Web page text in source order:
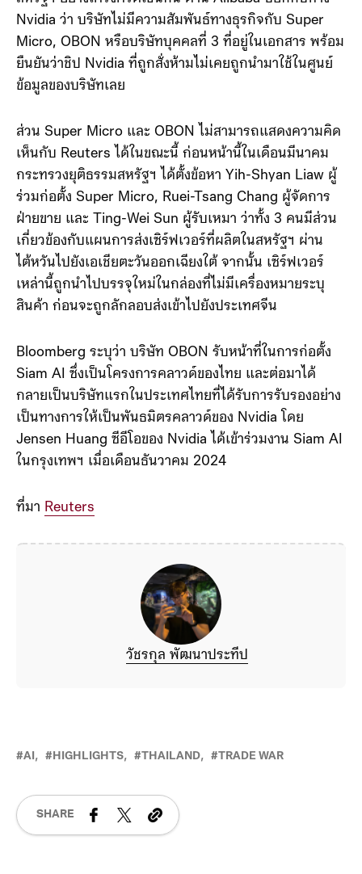
Nvidia ว่า บริษัทไม่มีความสัมพันธ์ทางธุรกิจกับ Super
Micro, OBON หรือบริษัทบุคคลที่ 3 ที่อยู่ในเอกสาร พร้อม
ยืนยันว่าชิป Nvidia ที่ถูกสั่งห้ามไม่เคยถูกนำมาใช้ในศูนย์
ข้อมูลของบริษัทเลย
ส่วน Super Micro และ OBON ไม่สามารถแสดงความคิด
เห็นกับ Reuters ได้ในขณะนี้ ก่อนหน้านี้ในเดือนมีนาคม
กระทรวงยุติธรรมสหรัฐฯ ได้ตั้งข้อหา Yih-Shyan Liaw ผู้
ร่วมก่อตั้ง Super Micro, Ruei-Tsang Chang ผู้จัดการ
ฝ่ายขาย และ Ting-Wei Sun ผู้รับเหมา ว่าทั้ง 3 คนมีส่วน
เกี่ยวข้องกับแผนการส่งเซิร์ฟเวอร์ที่ผลิตในสหรัฐฯ ผ่าน
ไต้หวันไปยังเอเชียตะวันออกเฉียงใต้ จากนั้น เซิร์ฟเวอร์
เหล่านี้ถูกนำไปบรรจุใหม่ในกล่องที่ไม่มีเครื่องหมายระบุ
สินค้า ก่อนจะถูกลักลอบส่งเข้าไปยังประเทศจีน
Bloomberg ระบุว่า บริษัท OBON รับหน้าที่ในการก่อตั้ง
Siam AI ซึ่งเป็นโครงการคลาวด์ของไทย และต่อมาได้
กลายเป็นบริษัทแรกในประเทศไทยที่ได้รับการรับรองอย่าง
เป็นทางการให้เป็นพันธมิตรคลาวด์ของ Nvidia โดย
Jensen Huang ซีอีโอของ Nvidia ได้เข้าร่วมงาน Siam AI
ในกรุงเทพฯ เมื่อเดือนธันวาคม 2024
ที่มา Reuters
วัชรกุล พัฒนาประทีป
AI HIGHLIGHTS THAILAND TRADE WAR
SHARE